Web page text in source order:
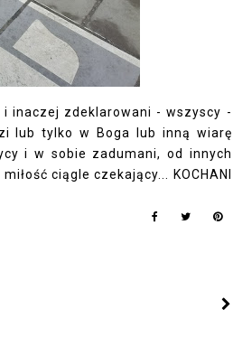
i inaczej zdeklarowani - wszyscy -
lub tylko w Boga lub inną wiarę
i w sobie zadumani, od innych
ciągle czekający... KOCHANI